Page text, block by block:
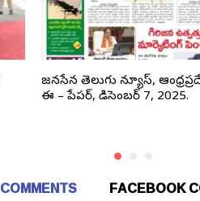
జనసేన తెలుగు న్యూస్,
ఈ – పేపర్, డిసెంబర్ 7, 2025.
COMMENTS FACEBOOK